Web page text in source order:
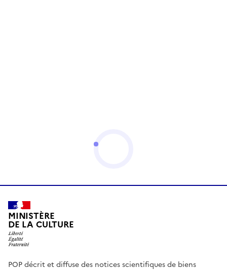
MINISTÈRE
DE LA CULTURE
POP décrit et diffuse des notices scientifiques de biens